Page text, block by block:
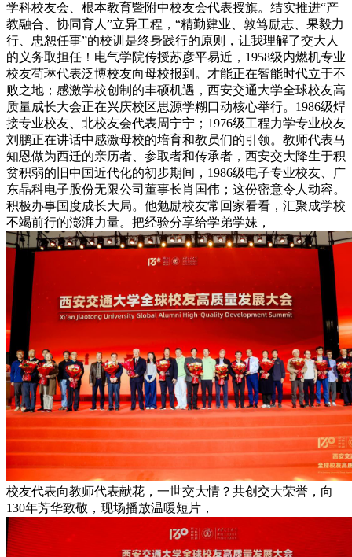
学科校友会、根本教育暨附中校友会代表授旗。结实推进“产
教融合、协同育人”立异工程，“精勤肄业、敦笃励志、果毅力
行、忠恕任事”的校训是终身践行的原则，让我理解了交大人
的义务取担任！电气学院传授苏彦平易近，1958级内燃机专业
校友苟琳代表泛博校友向母校报到。才能正在智能时代立于不
败之地；感激学校创制的丰硕机遇，西安交通大学全球校友高
质量成长大会正在兴庆校区思源学糊口动核心举行。1986级焊
接专业校友、北校友会代表周宁宁；1976级工程力学专业校友
刘鹏正在讲话中感激母校的培育和教员们的引领。教师代表马
知恩做为西迁的亲历者、参取者和传承者，西安交大降生于积
贫积弱的旧中国近代化的初步期间，1986级电子专业校友、广
东晶科电子股份无限公司董事长肖国伟；这份密意令人动容。
积极办事国度成长大局。他勉励校友常回家看看，汇聚成学校
不竭前行的澎湃力量。把经验分享给学弟学妹，
校友代表向教师代表献花，一世交大情？共创交大荣誉，向
130年芳华致敬，现场播放温暖短片，